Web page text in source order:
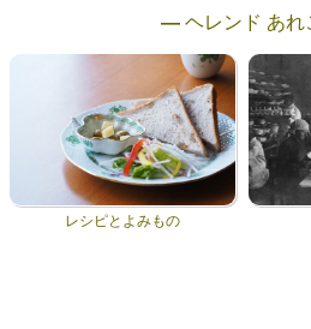
― ヘレンド あ
レシピとよみもの